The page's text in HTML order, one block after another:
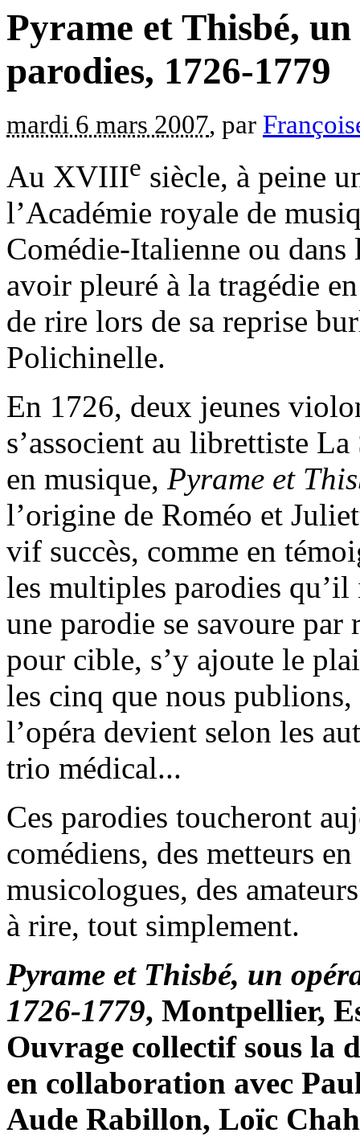
Pyrame et Thisbé,
parodies, 1726-1779
mardi 6 mars 2007, par
Au XVIIIe siècle, à peine
l’Académie royale de
Comédie-Italienne ou dans
avoir pleuré à la tragédie
de rire lors de sa reprise
Polichinelle.
En 1726, deux jeunes
s’associent au librettiste
en musique, Pyrame et
l’origine de Roméo et
vif succès, comme en
les multiples parodies
une parodie se savoure
pour cible, s’y ajoute le
les cinq que nous
l’opéra devient selon les
trio médical...
Ces parodies toucheront
comédiens, des metteurs
musicologues, des
à rire, tout simplement.
Pyrame et Thisbé, un
1726-1779, Montpellier,
Ouvrage collectif sous la
en collaboration avec
Aude Rabillon, Loïc